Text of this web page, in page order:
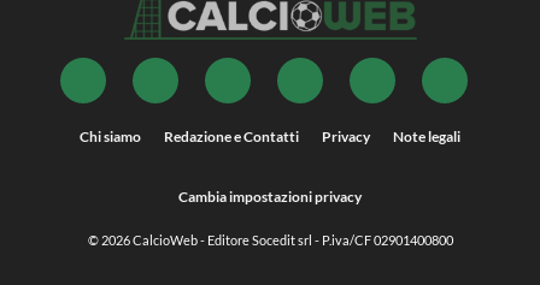
Chi siamo Redazione e Contatti Privacy Note legali
Cambia impostazioni privacy
© 2026CalcioWeb- Editore Socedit srl - P.iva/CF 02901400800